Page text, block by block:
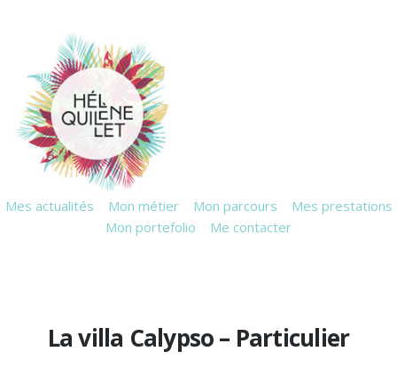
Mes actualités Mon métier Mon parcours
Mes prestations
Mon portefolio
Me contacter
La villa Calypso – Particulier